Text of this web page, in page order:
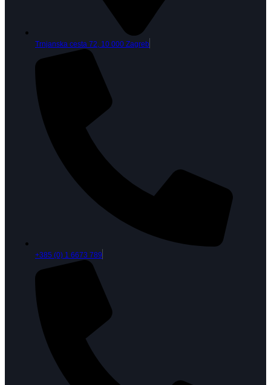
Trnjanska cesta 72, 10 000 Zagreb
+385 (0) 1 6673 789